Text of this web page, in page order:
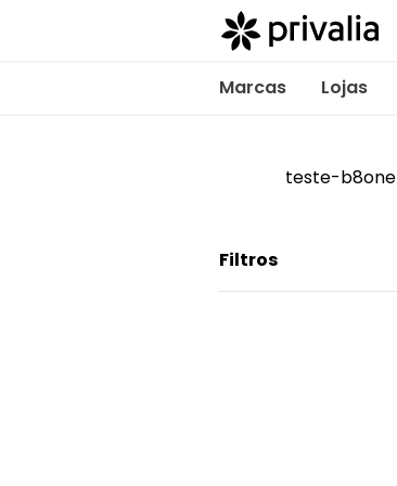
Marcas Lojas
teste-b8one
Filtros